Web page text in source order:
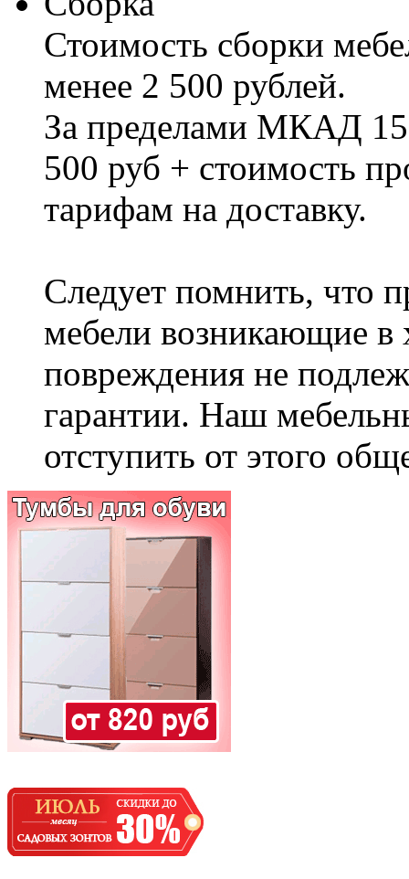
Стоимость сборки
менее 2 500 рублей.
За пределами МКАД
500 руб + стоимость
тарифам на доставку.
Следует помнить, что
мебели возникающие в
повреждения не
гарантии. Наш
отступить от этого